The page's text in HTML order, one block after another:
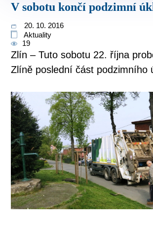
V sobotu končí podzimní
20. 10. 2016
Aktuality
19
Zlín – Tuto sobotu 22. října
Zlíně poslední část podzimního